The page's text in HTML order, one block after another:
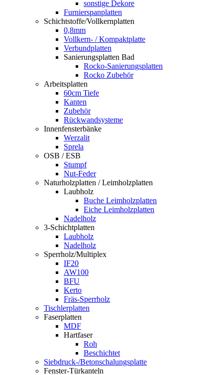
sonstige Dekore
Furnierspanplatten
Schichtstoffe/Vollkernplatten
0,8mm
Vollkern- / Kompaktplatte
Verbundplatten
Sanierungsplatten Bad
Rocko-Sanierungsplatten
Rocko Zubehör
Arbeitsplatten
60cm Tiefe
Kanten
Zubehör
Rückwandsysteme
Innenfensterbänke
Werzalit
Sprela
OSB / ESB
Stumpf
Nut-Feder
Naturholzplatten / Leimholzplatten
Laubholz
Buche Leimholzplatten
Eiche Leimholzplatten
Nadelholz
3-Schichtplatten
Laubholz
Nadelholz
Sperrholz/Multiplex
IF20
AW100
BFU
Kerto
Fräs-Sperrholz
Tischlerplatten
Faserplatten
MDF
Hartfaser
Roh
Beschichtet
Siebdruck-/Betonschalungsplatte
Fenster-Türkanteln